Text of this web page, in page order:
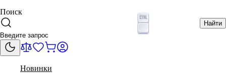
Поиск
Найти
Новинки